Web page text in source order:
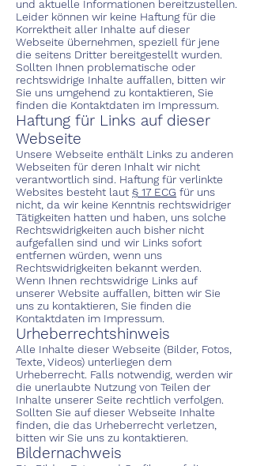
und aktuelle Informationen bereitzustellen.
Leider können wir keine Haftung für die
Korrektheit aller Inhalte auf dieser
Webseite übernehmen, speziell für jene
die seitens Dritter bereitgestellt wurden.
Sollten Ihnen problematische oder
rechtswidrige Inhalte auffallen, bitten wir
Sie uns umgehend zu kontaktieren, Sie
finden die Kontaktdaten im Impressum.
Haftung für Links auf dieser
Webseite
Unsere Webseite enthält Links zu anderen
Webseiten für deren Inhalt wir nicht
verantwortlich sind. Haftung für verlinkte
Websites besteht laut § 17 ECG für uns
nicht, da wir keine Kenntnis rechtswidriger
Tätigkeiten hatten und haben, uns solche
Rechtswidrigkeiten auch bisher nicht
aufgefallen sind und wir Links sofort
entfernen würden, wenn uns
Rechtswidrigkeiten bekannt werden.
Wenn Ihnen rechtswidrige Links auf
unserer Website auffallen, bitten wir Sie
uns zu kontaktieren, Sie finden die
Kontaktdaten im Impressum.
Urheberrechtshinweis
Alle Inhalte dieser Webseite (Bilder, Fotos,
Texte, Videos) unterliegen dem
Urheberrecht. Falls notwendig, werden wir
die unerlaubte Nutzung von Teilen der
Inhalte unserer Seite rechtlich verfolgen.
Sollten Sie auf dieser Webseite Inhalte
finden, die das Urheberrecht verletzen,
bitten wir Sie uns zu kontaktieren.
Bildernachweis